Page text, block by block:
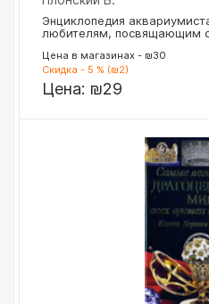
Энциклопедия
любителям, посвящающим
Цена в магазинах - ₪30
Скидка - 5 % (₪2)
Цена: ₪29